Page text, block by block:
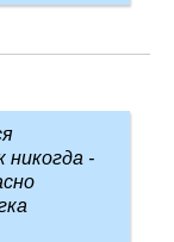
никогда -